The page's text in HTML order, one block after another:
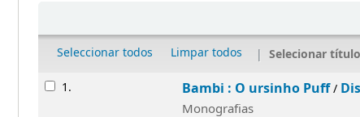
Seleccionar todos Limpar todos Selecionar
Resultados
1. Bambi : O ursinho Puff /Disney ; adapt.